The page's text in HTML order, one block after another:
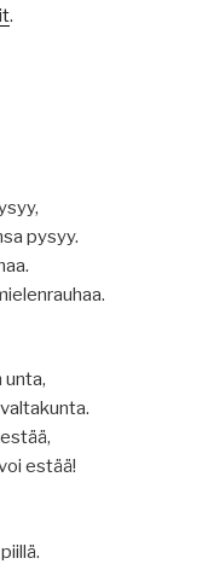
.
pysyy.
unta,
estää!